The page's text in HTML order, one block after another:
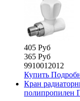
405 Руб
365 Руб
9910012012
Купить
Кран
полипропилен